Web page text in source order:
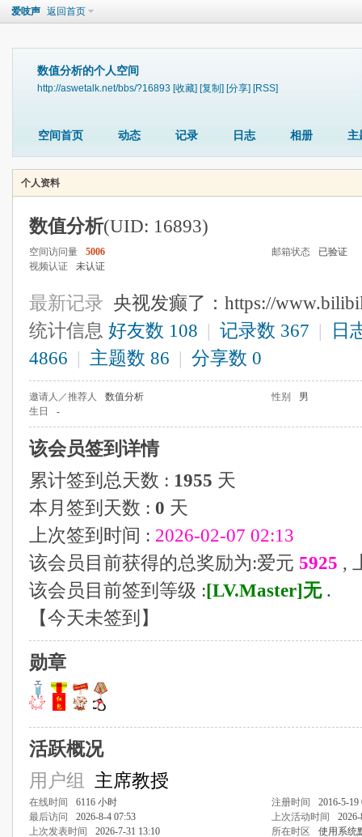
爱吱声 返回首页
数值分析的个人空间
http://aswetalk.net/bbs/?16893 [收藏] [复制] [分享] [RSS]
空间首页 动态 记录 日志 相册 主
个人资料
数值分析(UID: 16893)
空间访问量 5006 邮箱状态
已验证
视频认证
未认证
最新记录 央视发癫了：https://
统计信息 好友数 108 | 记录数 367 |
日
4866 | 主题数 86 | 分享数 0
邀请人／推荐人 数值分析 性别
男
生日
-
该会员签到详情
累计签到总天数 : 1955 天
本月签到天数 : 0 天
上次签到时间 : 2026-02-07 02:13
该会员目前获得的总奖励为:爱元 5925 ,
该会员目前签到等级 :[LV.Master]无 .
【今天未签到 】
勋章
活跃概况
用户组 主席教授
在线时间 6116 小时 注册时间
2016-5-19
最后访问
2026-8-4 07:53 上次活动时间
上次发表时间
2026-7-31 13:10 所在时区 使用系统